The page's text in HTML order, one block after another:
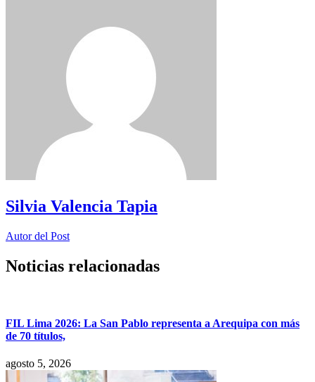
Silvia Valencia Tapia
Autor del Post
Noticias relacionadas
FIL Lima 2026: La San Pablo representa a Arequipa con más
de 70 títulos,
agosto 5, 2026